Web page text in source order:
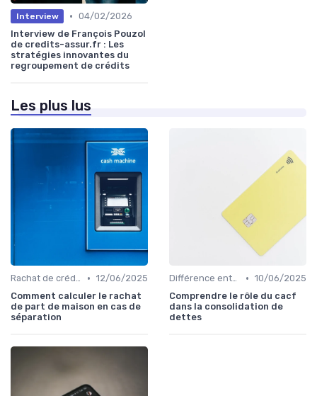
Interview • 04/02/2026
Interview de François Pouzol
de credits-assur.fr : Les
stratégies innovantes du
regroupement de crédits
Les plus lus
Rachat de crédit immobilier • 12/06/2025
Comment calculer le rachat
de part de maison en cas de
séparation
Différence entre rachat et renégociation • 10/06/2025
Comprendre le rôle du cacf
dans la consolidation de
dettes